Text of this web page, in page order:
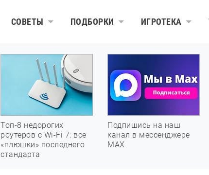
СОВЕТЫ ПОДБОРКИ ИГРОТЕКА
Топ-8 недорогих
роутеров с Wi-Fi 7: все
«плюшки» последнего
стандарта
Подпишись на наш
канал в мессенджере
МАХ